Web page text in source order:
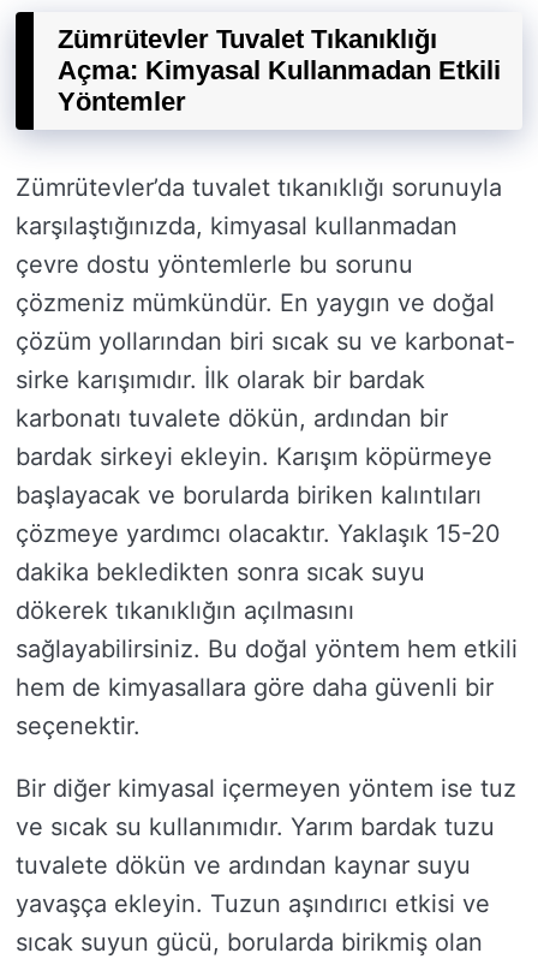
Zümrütevler Tuvalet Tıkanıklığı
Açma: Kimyasal Kullanmadan Etkili
Yöntemler
Zümrütevler’da tuvalet tıkanıklığı sorunuyla
karşılaştığınızda, kimyasal kullanmadan
çevre dostu yöntemlerle bu sorunu
çözmeniz mümkündür. En yaygın ve doğal
çözüm yollarından biri sıcak su ve karbonat-
sirke karışımıdır. İlk olarak bir bardak
karbonatı tuvalete dökün, ardından bir
bardak sirkeyi ekleyin. Karışım köpürmeye
başlayacak ve borularda biriken kalıntıları
çözmeye yardımcı olacaktır. Yaklaşık 15-20
dakika bekledikten sonra sıcak suyu
dökerek tıkanıklığın açılmasını
sağlayabilirsiniz. Bu doğal yöntem hem etkili
hem de kimyasallara göre daha güvenli bir
seçenektir.
Bir diğer kimyasal içermeyen yöntem ise tuz
ve sıcak su kullanımıdır. Yarım bardak tuzu
tuvalete dökün ve ardından kaynar suyu
yavaşça ekleyin. Tuzun aşındırıcı etkisi ve
sıcak suyun gücü, borularda birikmiş olan